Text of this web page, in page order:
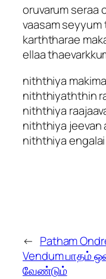
oruvarum seraa
vaasam
karththarae
ellaa
niththiya
niththiyaththin
niththiya
niththiya jeevan
niththiya
← Patham
Vendum பாதம்
வேண்டும்